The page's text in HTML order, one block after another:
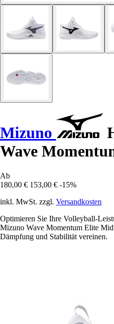
Mizuno
Wave
Ab
180,00 € 153,00 € -15%
inkl. MwSt. zzgl. Versandkosten
Optimieren Sie Ihre Volleyball-
Mizuno Wave Momentum Elite
Dämpfung und Stabilität vereinen.